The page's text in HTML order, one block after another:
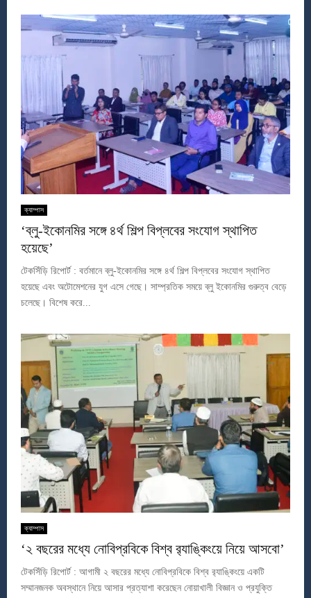
ক্যাম্পাস
‘ব্লু-ইকোনমির সঙ্গে ৪র্থ শিল্প বিপ্লবের সংযোগ স্থাপিত
হয়েছে’
টেকসিঁড়ি রিপোর্ট : বর্তমানে ব্লু-ইকোনমির সঙ্গে ৪র্থ শিল্প বিপ্লবের সংযোগ স্থাপিত
হয়েছে এবং অটোমেশনের যুগ এসে গেছে। সাম্প্রতিক সময়ে ব্লু ইকোনমির গুরুত্ব বেড়ে
চলেছে। বিশেষ করে...
ক্যাম্পাস
‘২ বছরের মধ্যে নোবিপ্রবিকে বিশ্ব র‌্যাঙ্কিংয়ে নিয়ে আসবো’
টেকসিঁড়ি রিপোর্ট : আগামী ২ বছরের মধ্যে নোবিপ্রবিকে বিশ্ব র‌্যাঙ্কিংয়ে একটি
সম্মানজনক অবস্থানে নিয়ে আসার প্রত্যাশা করেছেন নোয়াখালী বিজ্ঞান ও প্রযুক্তি